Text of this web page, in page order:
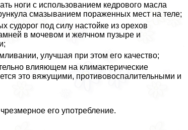
ноги с использованием кедрового масла
смазыванием пораженных мест на теле;
судорог под силу настойке из орехов
в мочевом и желчном пузыре и
улучшая при этом его качество;
влияющем на климактерические
это вяжущими, противовоспалительными и
его употрeбление.